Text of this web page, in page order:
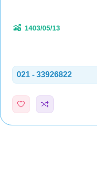
1403/05/13
33926822 - 021